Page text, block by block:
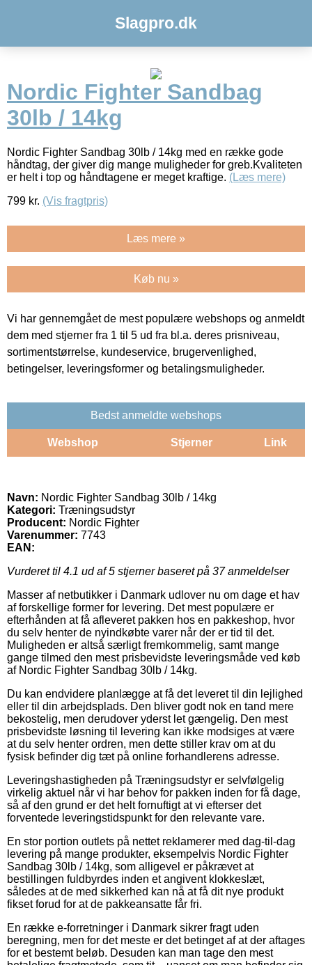
Slagpro.dk
Nordic Fighter Sandbag
30lb / 14kg
Nordic Fighter Sandbag 30lb / 14kg med en række gode
håndtag, der giver dig mange muligheder for greb.Kvaliteten
er helt i top og håndtagene er meget kraftige. (Læs mere)
799 kr. (Vis fragtpris)
Læs mere »
Køb nu »
Vi har gennemgået de mest populære webshops og anmeldt
dem med stjerner fra 1 til 5 ud fra bl.a. deres prisniveau,
sortimentstørrelse, kundeservice, brugervenlighed,
betingelser, leveringsformer og betalingsmuligheder.
Bedst anmeldte webshops
Webshop Stjerner Link
Navn: Nordic Fighter Sandbag 30lb / 14kg
Kategori: Træningsudstyr
Producent: Nordic Fighter
Varenummer: 7743
EAN:
Vurderet til 4.1 ud af 5 stjerner baseret på 37anmeldelser
Masser af netbutikker i Danmark udlover nu om dage et hav
af forskellige former for levering. Det mest populære er
efterhånden at få afleveret pakken hos en pakkeshop, hvor
du selv henter de nyindkøbte varer når der er tid til det.
Muligheden er altså særligt fremkommelig, samt mange
gange tilmed den mest prisbevidste leveringsmåde ved køb
af Nordic Fighter Sandbag 30lb / 14kg.
Du kan endvidere planlægge at få det leveret til din lejlighed
eller til din arbejdsplads. Den bliver godt nok en tand mere
bekostelig, men derudover yderst let gængelig. Den mest
prisbevidste løsning til levering kan ikke modsiges at være
at du selv henter ordren, men dette stiller krav om at du
fysisk befinder dig tæt på online forhandlerens adresse.
Leveringshastigheden på Træningsudstyr er selvfølgelig
virkelig aktuel når vi har behov for pakken inden for få dage,
så af den grund er det helt fornuftigt at vi efterser det
forventede leveringstidspunkt for den relevante vare.
En stor portion outlets på nettet reklamerer med dag-til-dag
levering på mange produkter, eksempelvis Nordic Fighter
Sandbag 30lb / 14kg, som alligevel er påkrævet at
bestillingen fuldbyrdes inden et angivent klokkeslæt,
således at de med sikkerhed kan nå at få dit nye produkt
fikset forud for at de pakkeansatte får fri.
En række e-forretninger i Danmark sikrer fragt uden
beregning, men for det meste er det betinget af at der aftages
for et bestemt beløb. Desuden kan man tage den mest